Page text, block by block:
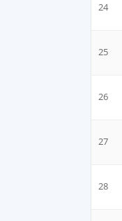
24
25
26
27
28